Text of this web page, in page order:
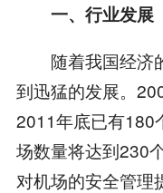
一、行业发展
随着我国经济
到迅猛的发展。
2011年底已有180
场数量将达到230
对机场的安全管理